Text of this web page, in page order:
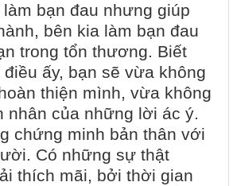
làm bạn đau nhưng giúp
bên kia làm bạn đau
trong tổn thương. Biết
ấy, bạn sẽ vừa không
thiện mình, vừa không
nhân của những lời ác ý.
chứng minh bản thân với
Có những sự thật
thích mãi, bởi thời gian